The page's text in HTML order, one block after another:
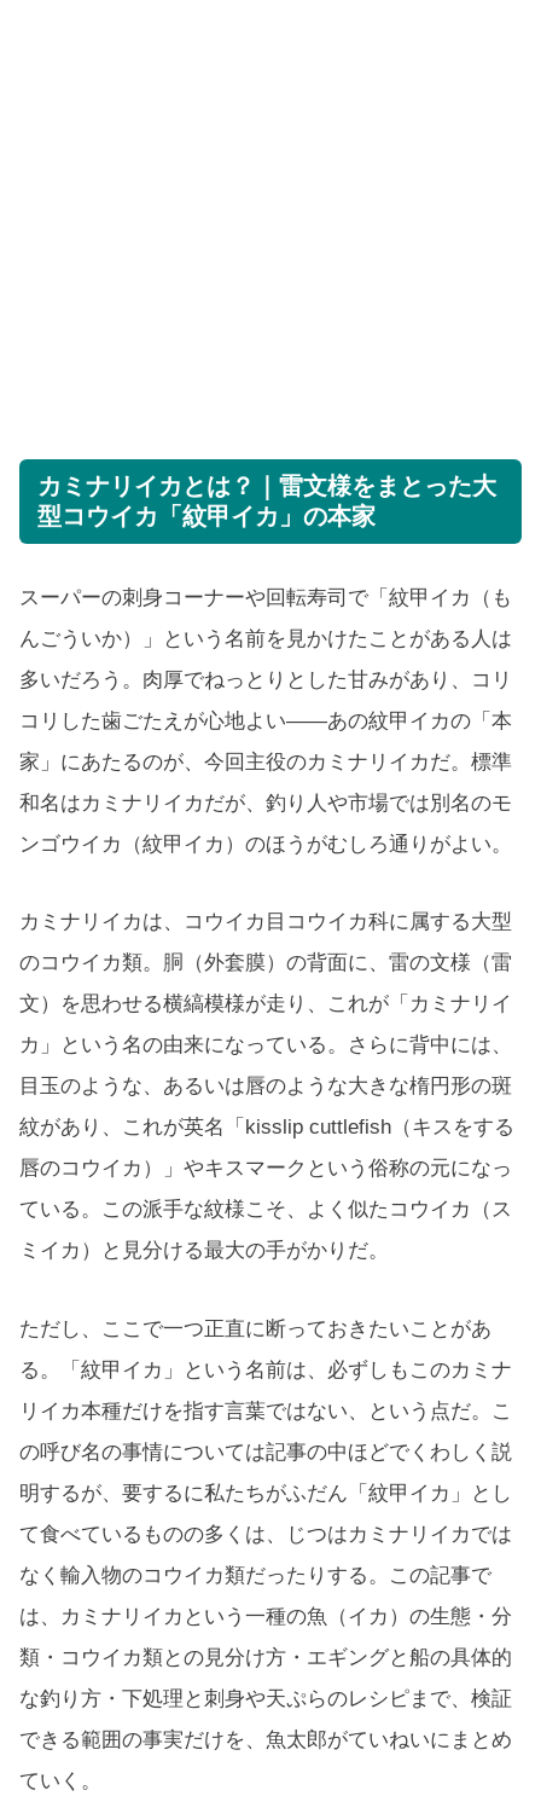
カミナリイカとは？｜雷文様をまとった大
型コウイカ「紋甲イカ」の本家
スーパーの刺身コーナーや回転寿司で「紋甲イカ（も
んごういか）」という名前を見かけたことがある人は
多いだろう。肉厚でねっとりとした甘みがあり、コリ
コリした歯ごたえが心地よい——あの紋甲イカの「本
家」にあたるのが、今回主役のカミナリイカだ。標準
和名はカミナリイカだが、釣り人や市場では別名のモ
ンゴウイカ（紋甲イカ）のほうがむしろ通りがよい。
カミナリイカは、コウイカ目コウイカ科に属する大型
のコウイカ類。胴（外套膜）の背面に、雷の文様（雷
文）を思わせる横縞模様が走り、これが「カミナリイ
カ」という名の由来になっている。さらに背中には、
目玉のような、あるいは唇のような大きな楕円形の斑
紋があり、これが英名「kisslip cuttlefish（キスをする
唇のコウイカ）」やキスマークという俗称の元になっ
ている。この派手な紋様こそ、よく似たコウイカ（ス
ミイカ）と見分ける最大の手がかりだ。
ただし、ここで一つ正直に断っておきたいことがあ
る。「紋甲イカ」という名前は、必ずしもこのカミナ
リイカ本種だけを指す言葉ではない、という点だ。こ
の呼び名の事情については記事の中ほどでくわしく説
明するが、要するに私たちがふだん「紋甲イカ」とし
て食べているものの多くは、じつはカミナリイカでは
なく輸入物のコウイカ類だったりする。この記事で
は、カミナリイカという一種の魚（イカ）の生態・分
類・コウイカ類との見分け方・エギングと船の具体的
な釣り方・下処理と刺身や天ぷらのレシピまで、検証
できる範囲の事実だけを、魚太郎がていねいにまとめ
ていく。